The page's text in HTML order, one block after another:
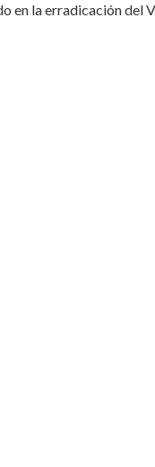
en la erradicación del